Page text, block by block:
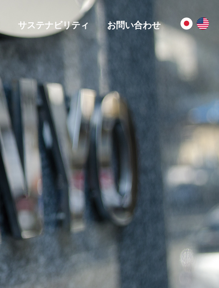
サステナビリティ お問い合わせ